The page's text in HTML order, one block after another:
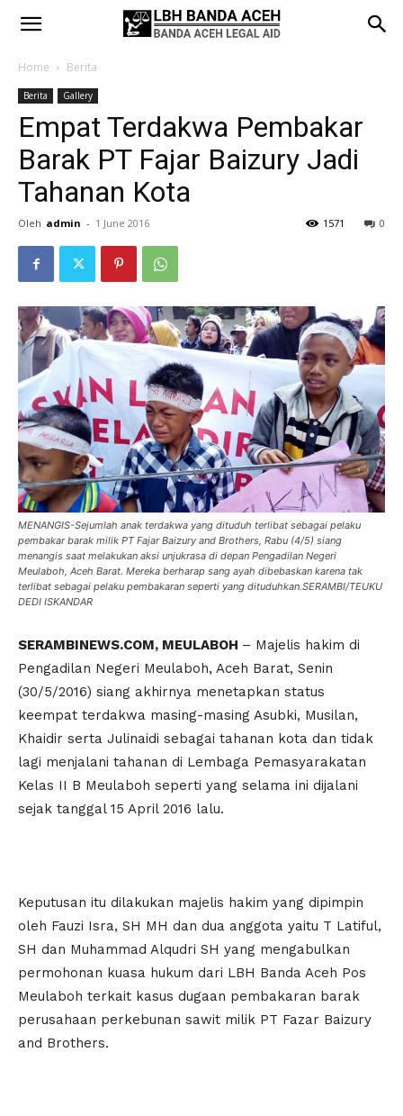
Home Berita
Berita Gallery
Empat Terdakwa Pembakar
Barak PT Fajar Baizury Jadi
Tahanan Kota
Oleh admin - 1 June 2016 0
1571
MENANGIS-Sejumlah anak terdakwa yang dituduh terlibat sebagai pelaku
pembakar barak milik PT Fajar Baizury and Brothers, Rabu (4/5) siang
menangis saat melakukan aksi unjukrasa di depan Pengadilan Negeri
Meulaboh, Aceh Barat. Mereka berharap sang ayah dibebaskan karena tak
terlibat sebagai pelaku pembakaran seperti yang dituduhkan.SERAMBI/TEUKU
DEDI ISKANDAR
SERAMBINEWS.COM, MEULABOH – Majelis hakim di
Pengadilan Negeri Meulaboh, Aceh Barat, Senin
(30/5/2016) siang akhirnya menetapkan status
keempat terdakwa masing-masing Asubki, Musilan,
Khaidir serta Julinaidi sebagai tahanan kota dan tidak
lagi menjalani tahanan di Lembaga Pemasyarakatan
Kelas II B Meulaboh seperti yang selama ini dijalani
sejak tanggal 15 April 2016 lalu.
Keputusan itu dilakukan majelis hakim yang dipimpin
oleh Fauzi Isra, SH MH dan dua anggota yaitu T Latiful,
SH dan Muhammad Alqudri SH yang mengabulkan
permohonan kuasa hukum dari LBH Banda Aceh Pos
Meulaboh terkait kasus dugaan pembakaran barak
perusahaan perkebunan sawit milik PT Fazar Baizury
and Brothers.